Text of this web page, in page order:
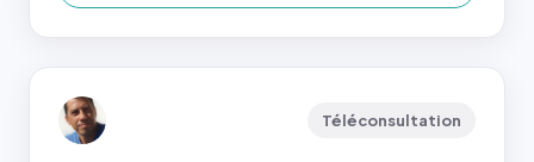
Téléconsultation